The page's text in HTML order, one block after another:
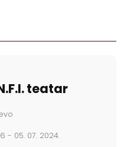
teatar
- 05. 07. 2024.